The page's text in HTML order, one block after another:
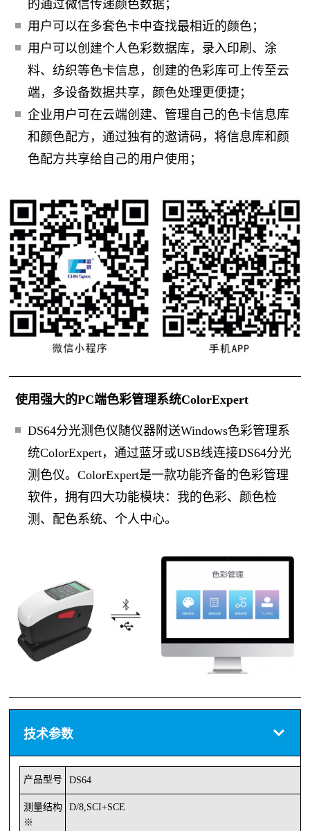
的通过微信传递颜色数据；
用户可以在多套色卡中查找最相近的颜色；
用户可以创建个人色彩数据库，录入印刷、涂
料、纺织等色卡信息，创建的色彩库可上传至云
端，多设备数据共享，颜色处理更便捷；
企业用户可在云端创建、管理自己的色卡信息库
和颜色配方，通过独有的邀请码，将信息库和颜
色配方共享给自己的用户使用；
使用强大的PC端色彩管理系统ColorExpert
DS64分光测色仪随仪器附送Windows色彩管理系
统ColorExpert，通过蓝牙或USB线连接DS64分光
测色仪。ColorExpert是一款功能齐备的色彩管理
软件，拥有四大功能模块：我的色彩、颜色检
测、配色系统、个人中心。
技术参数
产品型号 DS64
测量结构
※
D/8,SCI+SCE